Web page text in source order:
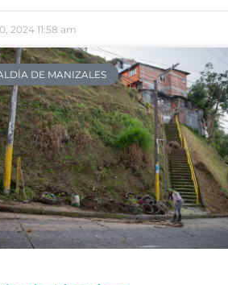
202411:58 am
DE MANIZALES